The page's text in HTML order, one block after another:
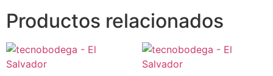
Productos relacionados